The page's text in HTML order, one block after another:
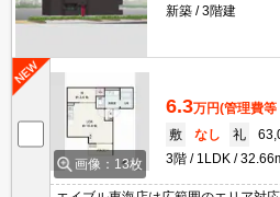
新築
3階建
画像：13枚
6.3万円(管理費
敷
なし 礼
3階
1LDK